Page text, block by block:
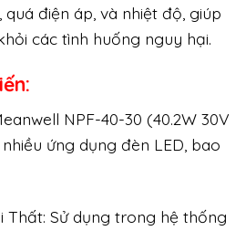
điện áp, và nhiệt độ, giúp
các tình huống nguy hại.
NPF-40-30 (40.2W 30V
ứng dụng đèn LED, bao
Thất: Sử dụng trong hệ thống